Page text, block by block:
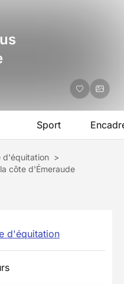
Sport
d'équitation >
côte d'Émeraude
d'équitation